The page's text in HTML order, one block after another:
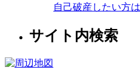
自己破産したい方
サイト内検索